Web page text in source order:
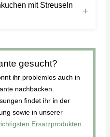
mit Streuseln
gesucht?
ihr problemlos auch in
nachbacken.
findet ihr in der
sowie in unserer
Ersatzprodukten